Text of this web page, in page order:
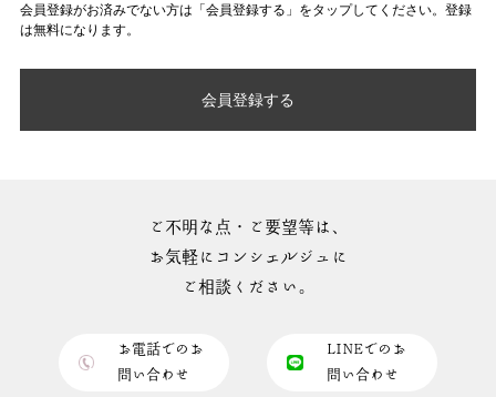
会員登録がお済みでない方は「会員登録する」をタップしてください。登録
は無料になります。
会員登録する
ご不明な点・ご要望等は、
お気軽にコンシェルジュに
ご相談ください。
お電話でのお
問い合わせ
LINEでのお
問い合わせ